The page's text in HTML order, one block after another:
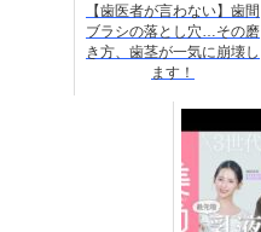
【歯医者が言わない】歯間
ブラシの落とし穴…その磨
き方、歯茎が一気に崩壊し
ます！